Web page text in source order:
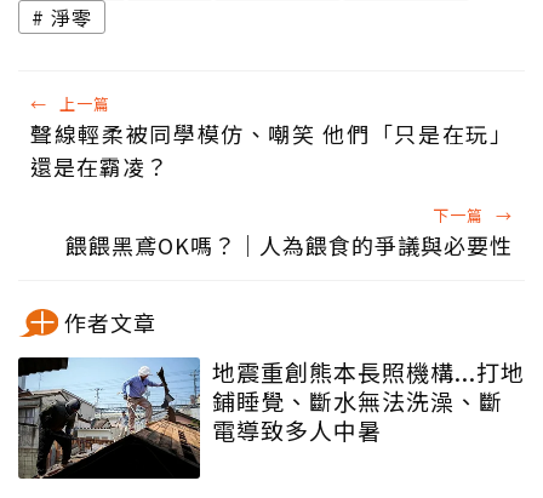
淨零
← 上一篇
聲線輕柔被同學模仿、嘲笑 他們「只是在玩」
還是在霸凌？
下一篇 →
餵餵黑鳶OK嗎？｜人為餵食的爭議與必要性
作者文章
地震重創熊本長照機構...打地
鋪睡覺、斷水無法洗澡、斷
電導致多人中暑